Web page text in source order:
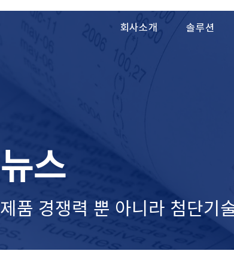
회사소개 솔루션
뉴스
제품 경쟁력 뿐 아니라 ​첨단기